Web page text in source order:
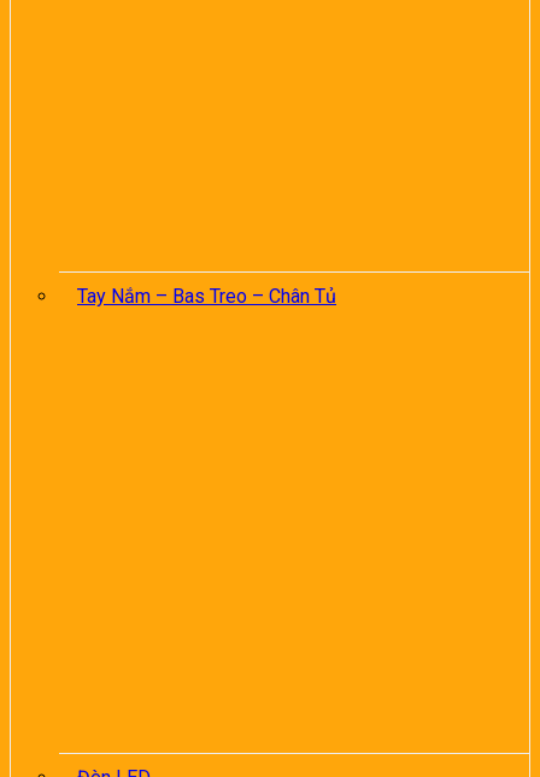
Tay Nắm – Bas Treo – Chân Tủ